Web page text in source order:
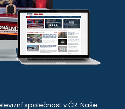
společnost v ČR. Naše